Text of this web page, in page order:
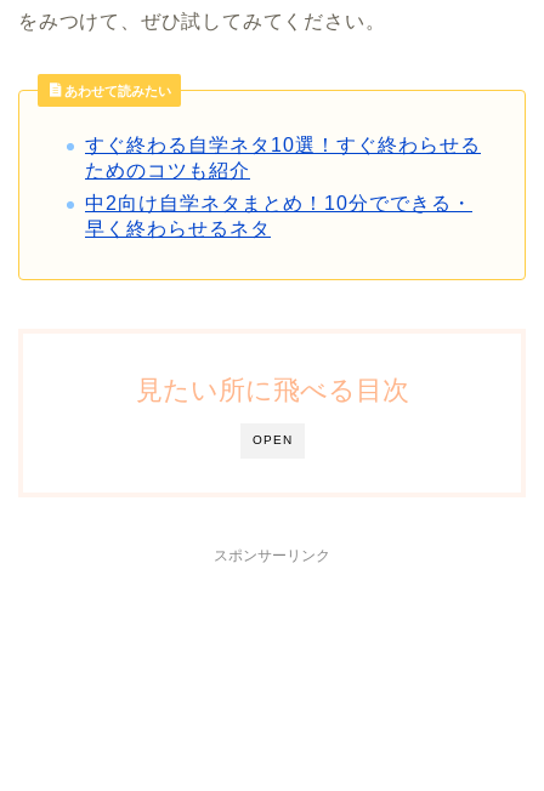
をみつけて、ぜひ試してみてください。
あわせて読みたい
すぐ終わる自学ネタ10選！すぐ終わらせる
ためのコツも紹介
中2向け自学ネタまとめ！10分でできる・
早く終わらせるネタ
OPEN
見たい所に飛べる目次
スポンサーリンク